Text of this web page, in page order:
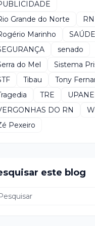
Grande do Norte
RN
Marinho
SAÚDE
senado
do Mel
Sistema
Tibau
Tony
TRE
DO RN
Pexeiro
este blog